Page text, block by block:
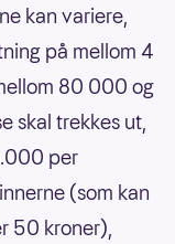
kan variere,
på mellom 4
80 000 og
skal trekkes ut,
per
(som kan
50 kroner),